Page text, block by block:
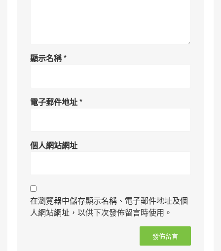
顯示名稱*
電子郵件地址*
個人網站網址
在瀏覽器中儲存顯示名稱、電子郵件地址及個
人網站網址，以供下次發佈留言時使用。